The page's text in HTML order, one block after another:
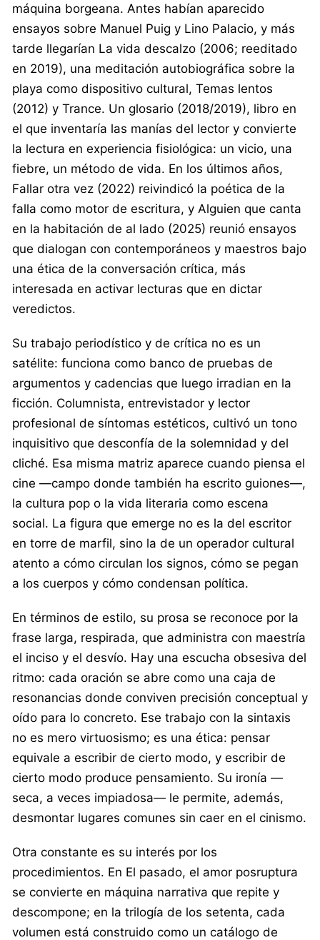
máquina borgeana. Antes habían aparecido
ensayos sobre Manuel Puig y Lino Palacio, y más
tarde llegarían La vida descalzo (2006; reeditado
en 2019), una meditación autobiográfica sobre la
playa como dispositivo cultural, Temas lentos
(2012) y Trance. Un glosario (2018/2019), libro en
el que inventaría las manías del lector y convierte
la lectura en experiencia fisiológica: un vicio, una
fiebre, un método de vida. En los últimos años,
Fallar otra vez (2022) reivindicó la poética de la
falla como motor de escritura, y Alguien que canta
en la habitación de al lado (2025) reunió ensayos
que dialogan con contemporáneos y maestros bajo
una ética de la conversación crítica, más
interesada en activar lecturas que en dictar
veredictos.
Su trabajo periodístico y de crítica no es un
satélite: funciona como banco de pruebas de
argumentos y cadencias que luego irradian en la
ficción. Columnista, entrevistador y lector
profesional de síntomas estéticos, cultivó un tono
inquisitivo que desconfía de la solemnidad y del
cliché. Esa misma matriz aparece cuando piensa el
cine —campo donde también ha escrito guiones—,
la cultura pop o la vida literaria como escena
social. La figura que emerge no es la del escritor
en torre de marfil, sino la de un operador cultural
atento a cómo circulan los signos, cómo se pegan
a los cuerpos y cómo condensan política.
En términos de estilo, su prosa se reconoce por la
frase larga, respirada, que administra con maestría
el inciso y el desvío. Hay una escucha obsesiva del
ritmo: cada oración se abre como una caja de
resonancias donde conviven precisión conceptual y
oído para lo concreto. Ese trabajo con la sintaxis
no es mero virtuosismo; es una ética: pensar
equivale a escribir de cierto modo, y escribir de
cierto modo produce pensamiento. Su ironía —
seca, a veces impiadosa— le permite, además,
desmontar lugares comunes sin caer en el cinismo.
Otra constante es su interés por los
procedimientos. En El pasado, el amor posruptura
se convierte en máquina narrativa que repite y
descompone; en la trilogía de los setenta, cada
volumen está construido como un catálogo de